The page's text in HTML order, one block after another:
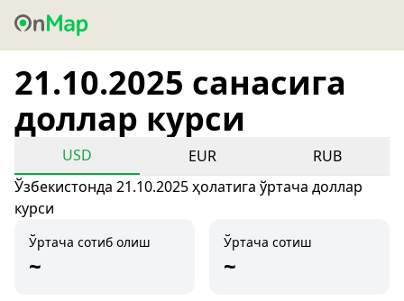
21.10.2025 санасига
доллар курси
USD EUR
RUB
Ўзбекистонда 21.10.2025 ҳолатига ўртача доллар
курси
Ўртача сотиб олиш
~
Ўртача сотиш
~